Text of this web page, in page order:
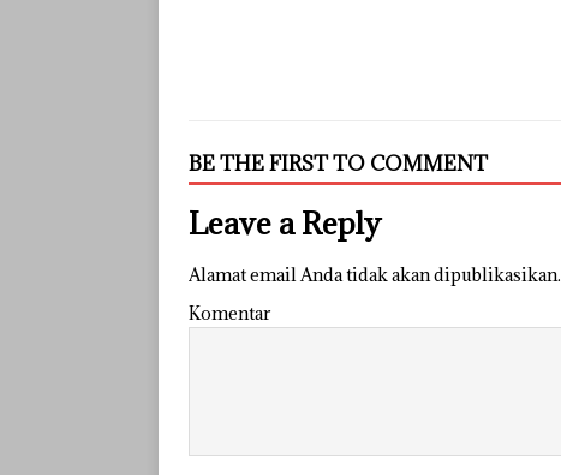
BE THE FIRST TO COMMENT
Leave a Reply
Alamat email Anda tidak akan dipublikasikan.
Komentar